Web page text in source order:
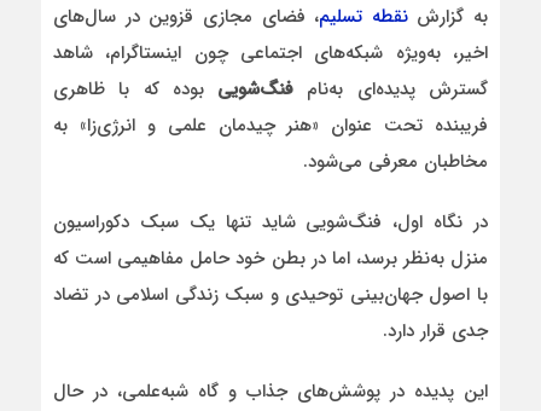
به گزارشنقطه تسلیم، فضای مجازی قزوین در سال‌های
اخیر، به‌ویژه شبکه‌های اجتماعی چون اینستاگرام، شاهد
گسترش پدیده‌ای به‌نام فنگ‌شویی بوده که با ظاهری
فریبنده تحت عنوان «هنر چیدمان علمی و انرژی‌زا» به
مخاطبان معرفی می‌شود.
در نگاه اول، فنگ‌شویی شاید تنها یک سبک دکوراسیون
منزل به‌نظر برسد، اما در بطن خود حامل مفاهیمی است که
با اصول جهان‌بینی توحیدی و سبک زندگی اسلامی در تضاد
جدی قرار دارد.
این پدیده در پوشش‌های جذاب و گاه شبه‌علمی، در حال